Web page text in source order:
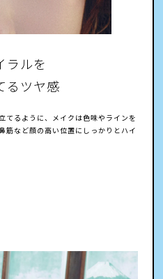
ラルを
るツヤ感
てるように、メイクは色味やラインを
筋など顔の高い位置にしっかりとハイ